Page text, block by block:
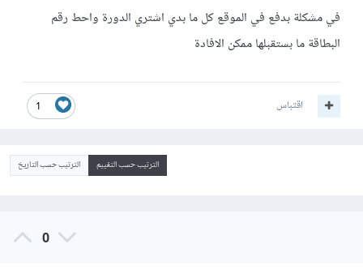
في مشكلة بدفع في الموقع كل ما بدي اشتري الدورة واحط رقم
البطاقة ما بستقبلها ممكن الافادة
1 اقتباس
الترتيب حسب التقييم الترتيب حسب التاريخ
0